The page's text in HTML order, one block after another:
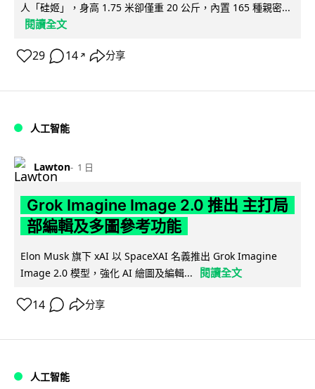
人「硅姬」，身高 1.75 米卻僅重 20 公斤，內置 165 種親密...
閱讀全文
29 14 ↗ 分享
人工智能
Lawton 1 日
Grok Imagine Image 2.0 推出 主打局
部編輯及多圖參考功能
Elon Musk 旗下 xAI 以 SpaceXAI 名義推出 Grok Imagine
Image 2.0 模型，強化 AI 繪圖及編輯...
閱讀全文
14 分享
人工智能